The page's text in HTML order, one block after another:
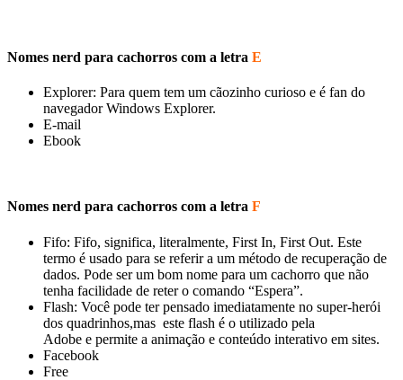
Nomes nerd para cachorros com a letra E
Explorer: Para quem tem um cãozinho curioso e é fan do
navegador Windows Explorer.
E-mail
Ebook
Nomes nerd para cachorros com a letra F
Fifo: Fifo, significa, literalmente, First In, First Out. Este
termo é usado para se referir a um método de recuperação de
dados. Pode ser um bom nome para um cachorro que não
tenha facilidade de reter o comando “Espera”.
Flash: Você pode ter pensado imediatamente no super-herói
dos quadrinhos,mas este flash é o utilizado pela
Adobe e permite a animação e conteúdo interativo em sites.
Facebook
Free